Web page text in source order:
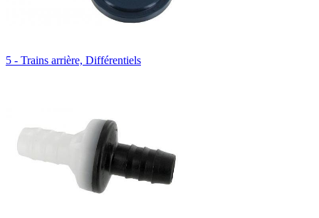
5 - Trains arrière, Différentiels